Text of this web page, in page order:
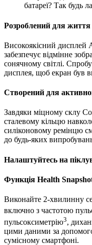
батареї? Так будь
Розроблений для
Високоякісний
забезпечує відмінне
сонячному світлі.
дисплея, щоб екран був
Створений для
Завдяки міцному склу
сталевому кільцю
силіконовому ремінцю
до будь-яких
Налаштуйтесь на
Функція Health
Виконайте 2-хвилинну
включно з частотою
пульсоксиметрію3,
цими даними за
сумісному смартфоні.